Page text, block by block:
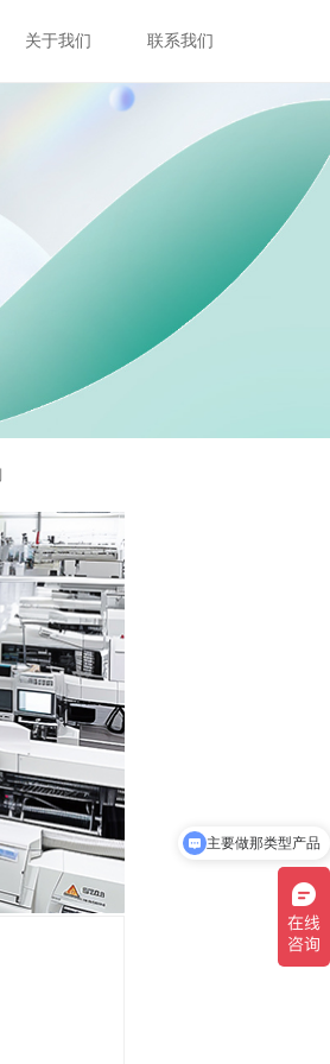
关于我们 联系我们
主要做那类型产品